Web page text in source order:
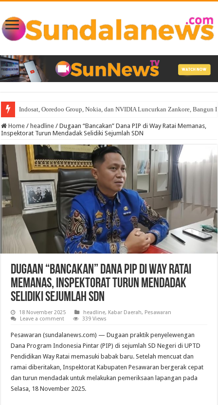
Indosat, Ooredoo Group, Nokia, dan NVIDIA Luncurkan Zankore, Bangun
Home / headline / Dugaan “Bancakan” Dana PIP di Way Ratai Memanas,
Inspektorat Turun Mendadak Selidiki Sejumlah SDN
Dugaan “Bancakan” Dana PIP di Way Ratai
Memanas, Inspektorat Turun Mendadak
Selidiki Sejumlah SDN
18 November 2025 headline, Kabar Daerah, Pesawaran
Leave a comment
339 Views
Pesawaran (sundalanews.com) — Dugaan praktik penyelewengan
Dana Program Indonesia Pintar (PIP) di sejumlah SD Negeri di UPTD
Pendidikan Way Ratai memasuki babak baru. Setelah mencuat dan
ramai diberitakan, Inspektorat Kabupaten Pesawaran bergerak cepat
dan turun mendadak untuk melakukan pemeriksaan lapangan pada
Selasa, 18 November 2025.